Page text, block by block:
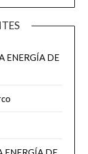
ENERGÍA DE